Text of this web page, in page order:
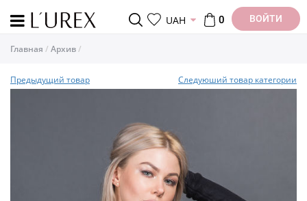
UAH 0 ВОЙТИ
Главная Архив
Предыдущий товар Следуюший товар категории